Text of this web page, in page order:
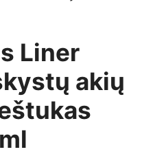
Liner
akių